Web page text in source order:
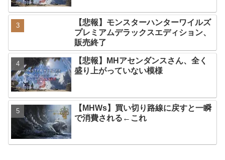
【悲報】モンスターハンターワイルズ
プレミアムデラックスエディション、
販売終了
【悲報】MHアセンダンスさん、全く
盛り上がっていない模様
【MHWs】買い切り路線に戻すと一瞬
で消費される←これ